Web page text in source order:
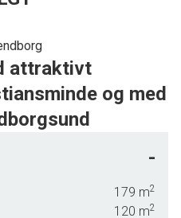
attraktivt
og med
grønklædte kyster og den rød-hvide Sankt
-
179 m2
120 m2